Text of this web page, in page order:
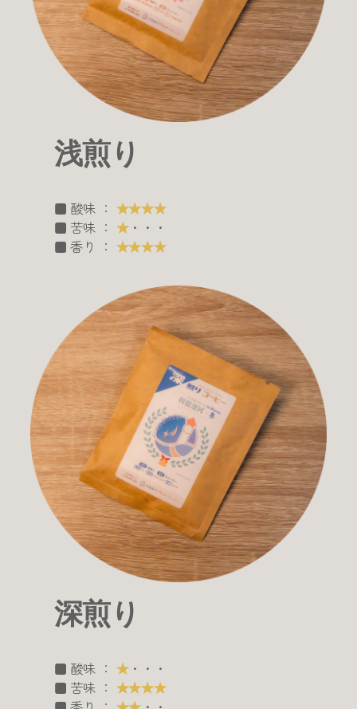
浅煎り
■ 酸味 ： ★★★★
■ 苦味 ： ★・・・
■ 香り ： ★★★★
深煎り
■ 酸味 ： ★・・・
■ 苦味 ： ★★★★